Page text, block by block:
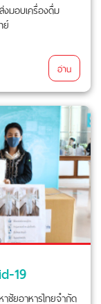
มอบเครื่องดื่ม
ย์
อ่าน
19
ยอาหารไทยจำกัด